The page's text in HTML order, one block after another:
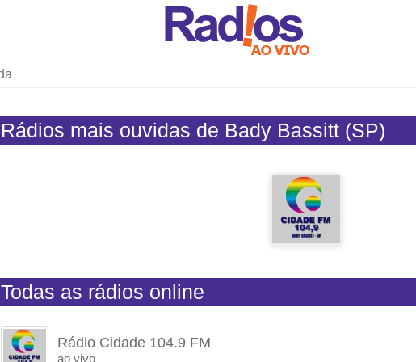
Rádios mais ouvidas de Bady Bassitt (SP)
Todas as rádios online
Rádio Cidade 104.9 FM
ao vivo